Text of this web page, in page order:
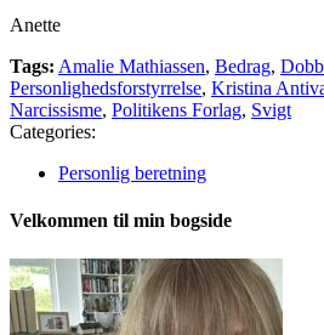
Anette
Tags: Amalie Mathiassen, Bedrag,
Personlighedsforstyrrelse, Kristina
Narcissisme, Politikens Forlag, Svigt
Categories:
Personlig beretning
Velkommen til min bogside